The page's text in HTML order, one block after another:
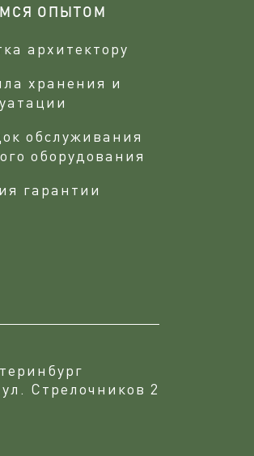
ОПЫТОМ
архитектору
хранения и
обслуживания
оборудования
гарантии
Стрелочников 2